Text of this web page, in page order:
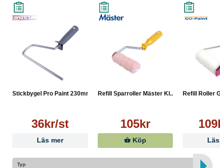
Stickbygel Pro Paint 230mm
36kr/st
Läs mer
Refill Sparroller Mäster Kl...
105kr
Köp
Refill Roller
Typ